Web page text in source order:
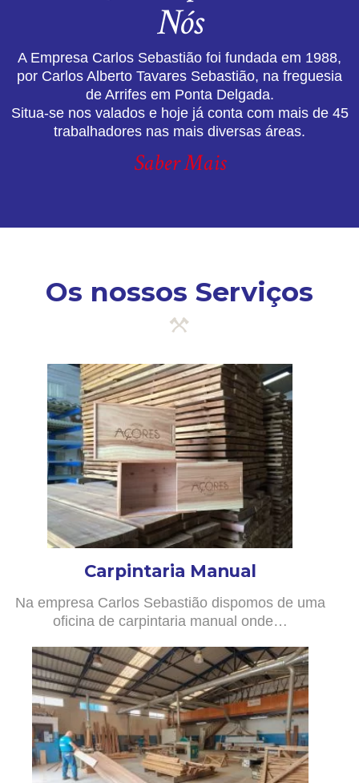
Nós
A Empresa Carlos Sebastião foi fundada em 1988,
por Carlos Alberto Tavares Sebastião, na freguesia
de Arrifes em Ponta Delgada.
Situa-se nos valados e hoje já conta com mais de 45
trabalhadores nas mais diversas áreas.
Saber Mais
Os nossos Serviços
Carpintaria Manual
Na empresa Carlos Sebastião dispomos de uma
oficina de carpintaria manual onde…